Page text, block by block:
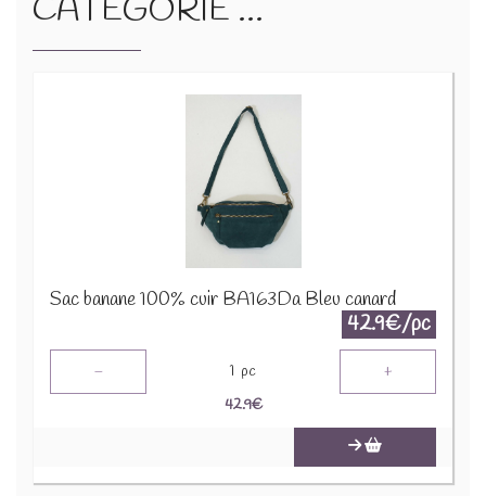
CATÉGORIE ...
Sac banane 100% cuir BA163Da Bleu canard
42.9€/pc
- 1 pc +
42.9€